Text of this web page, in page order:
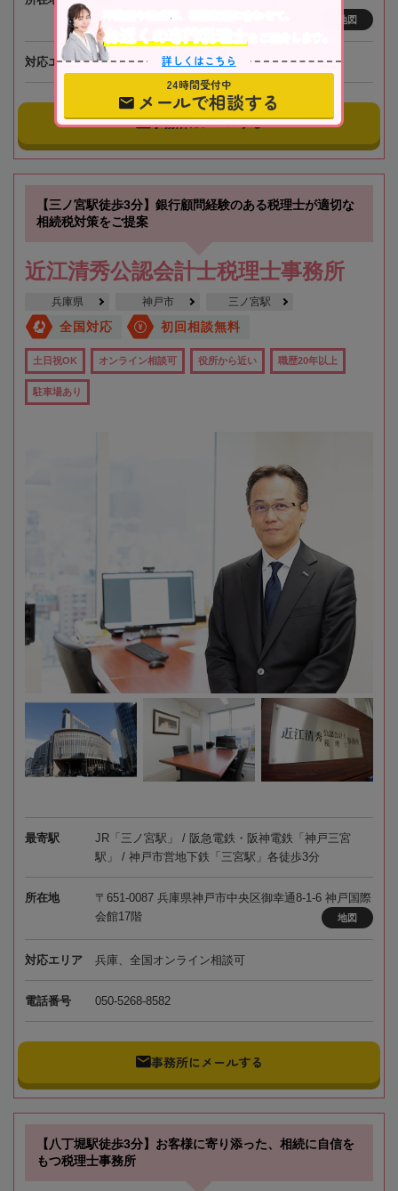
地図
対応エリア 北海道
事務所にメールする
【三ノ宮駅徒歩3分】銀行顧問経験のある税理士が適切な
相続税対策をご提案
近江清秀公認会計士税理士事務所
兵庫県 神戸市 三ノ宮駅
全国対応 初回相談無料
土日祝OK オンライン相談可 役所から近い 職歴20年以上
駐車場あり
最寄駅
JR「三ノ宮駅」 / 阪急電鉄・阪神電鉄「神戸三宮
駅」 / 神戸市営地下鉄「三宮駅」各徒歩3分
所在地
〒651-0087 兵庫県神戸市中央区御幸通8-1-6 神戸国際
会館17階
地図
対応エリア 兵庫、全国オンライン相談可
電話番号 050-5268-8582
事務所にメールする
【八丁堀駅徒歩3分】お客様に寄り添った、相続に自信を
もつ税理士事務所
不動産や株式等、相続資産に合わせて、
お近くの専門税理士
をご紹介します。
詳しくはこちら
24時間受付中
メールで相談する